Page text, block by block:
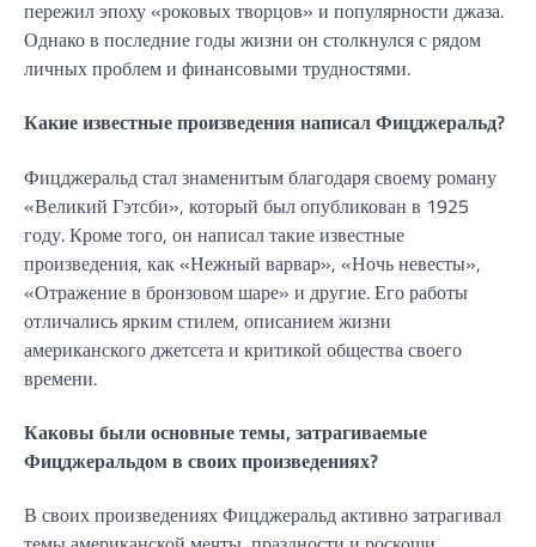
пережил эпоху «роковых творцов» и популярности джаза.
Однако в последние годы жизни он столкнулся с рядом
личных проблем и финансовыми трудностями.
Какие известные произведения написал Фицджеральд?
Фицджеральд стал знаменитым благодаря своему роману
«Великий Гэтсби», который был опубликован в 1925
году. Кроме того, он написал такие известные
произведения, как «Нежный варвар», «Ночь невесты»,
«Отражение в бронзовом шаре» и другие. Его работы
отличались ярким стилем, описанием жизни
американского джетсета и критикой общества своего
времени.
Каковы были основные темы, затрагиваемые
Фицджеральдом в своих произведениях?
В своих произведениях Фицджеральд активно затрагивал